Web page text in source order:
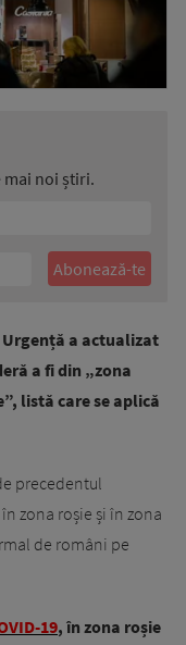
mai noi știri.
a actualizat
a fi din „zona
listă care se aplică
precedentul
zona roșie și în zona
de români pe
19, în zona roșie